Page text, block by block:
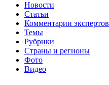
Новости
Статьи
Комментарии экспертов
Темы
Рубрики
Страны и регионы
Фото
Видео